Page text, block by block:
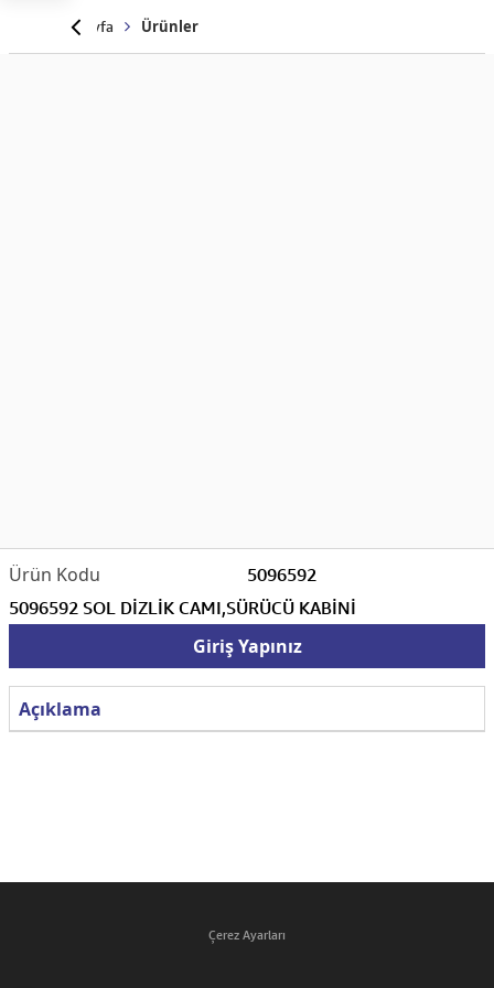
Anasayfa Ürünler
5096592
5096592 SOL DİZLİK CAMI,SÜRÜCÜ KABİNİ
Giriş Yapınız
Açıklama
Çerez Ayarları